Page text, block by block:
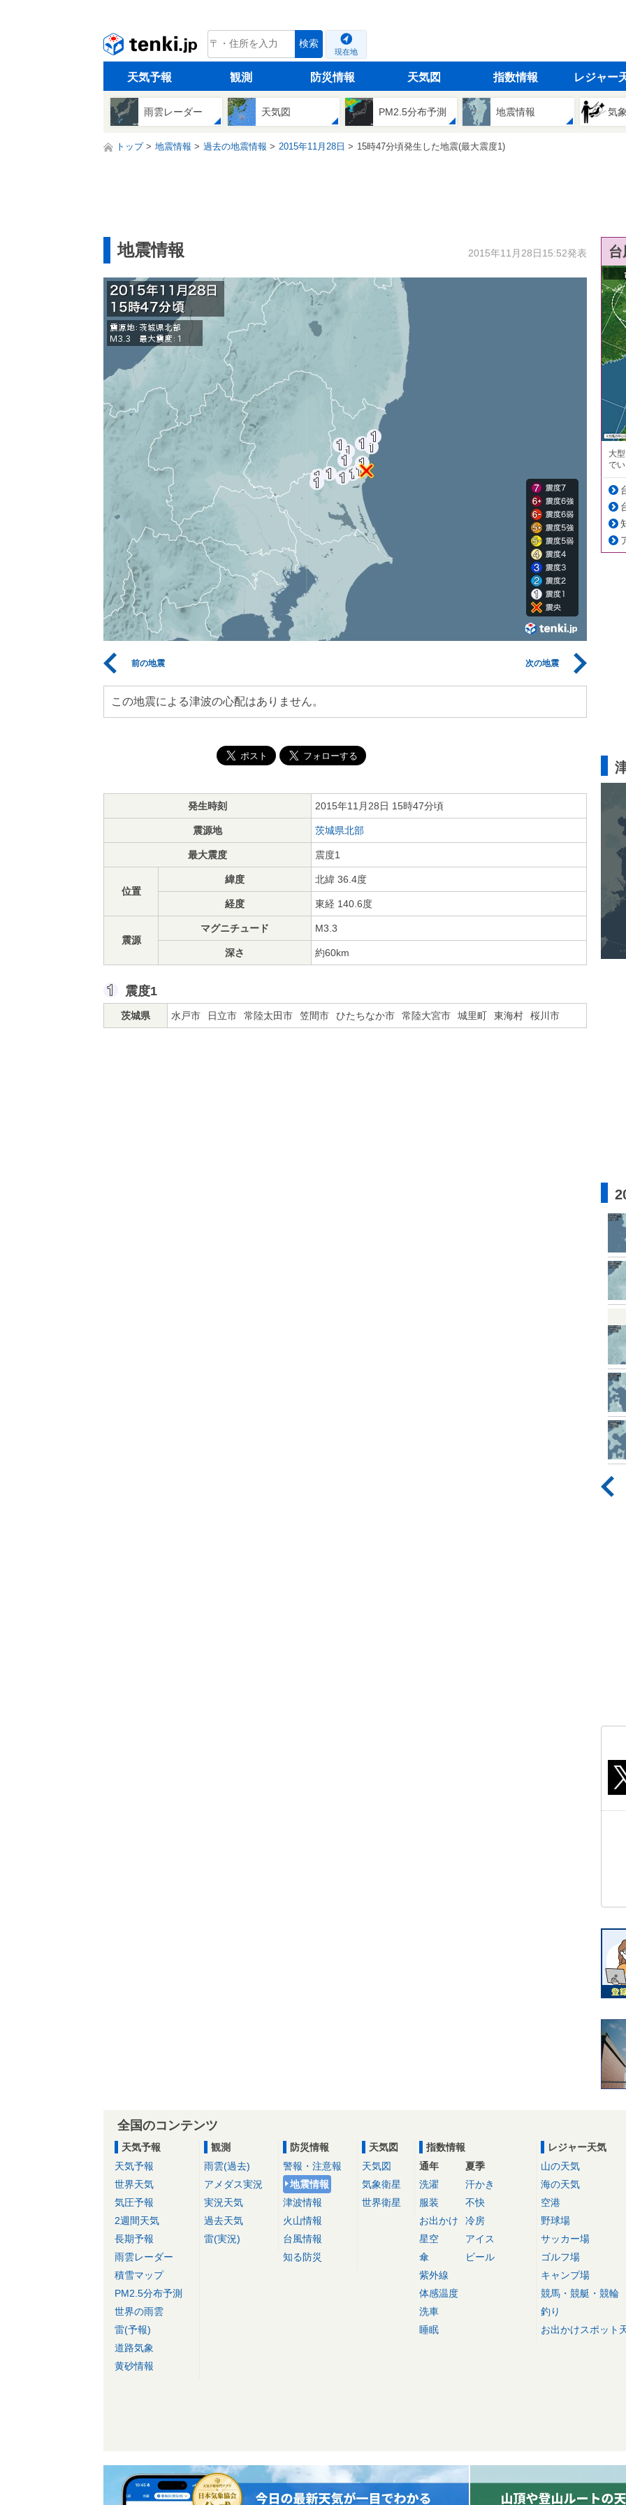
tenki.jp 検索
現在地
天気予報 観測 防災情報 天気図 指数情報 レジャー
雨雲レーダー 天気図 PM2.5分布予測 地震情報 気
トップ 地震情報 過去の地震情報 2015年11月28日 15時47分頃発生した地震(最大震度1)
地震情報 2015年11月28日15:52発表
前の地震 次の地震
この地震による津波の心配はありません。
発生時刻 2015年11月28日 15時47分頃
震源地 茨城県北部
最大震度 震度1
位置
緯度 北緯 36.4度
経度 東経 140.6度
震源
マグニチュード M3.3
深さ 約60km
震度1
茨城県 水戸市 日立市 常陸太田市 笠間市 ひたちなか市 常陸大宮市 城里町 東海村 桜川市
大
で
全国のコンテンツ
天気予報
天気予報
世界天気
気圧予報
2週間天気
長期予報
雨雲レーダー
積雪マップ
PM2.5分布予測
世界の雨雲
雷(予報)
道路気象
黄砂情報
観測
雨雲(過去)
アメダス実況
実況天気
過去天気
雷(実況)
防災情報
警報・注意報
地震情報
津波情報
火山情報
台風情報
知る防災
天気図
天気図
気象衛星
世界衛星
指数情報
通年
洗濯
服装
お出かけ
星空
傘
紫外線
体感温度
洗車
睡眠
夏季
汗かき
不快
冷房
アイス
ビール
レジャー天気
山の天気
海の天気
空港
野球場
サッカー場
ゴルフ場
キャンプ場
競馬・競艇・競輪
釣り
お出かけスポット